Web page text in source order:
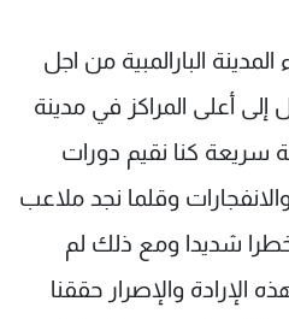
البارالمبية ‏من اجل
أعلى المراكز في مدينة
سريعة كنا نقيم دورات
وقلما نجد ملاعب
خطرا شديدا ومع ذلك لم
الإرادة والإصرار حققنا